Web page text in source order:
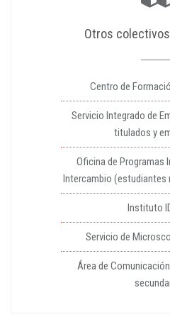
Otros
Centro de
Servicio Integrado de
titulados y
Oficina de Programas
Intercambio (estudiantes
Instituto
Servicio de
Área de